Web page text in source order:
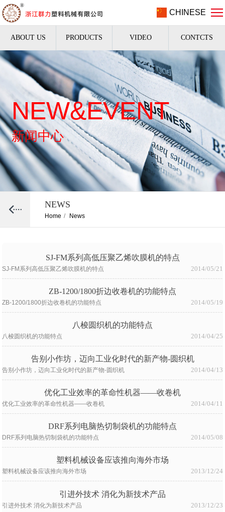
CHINESE
ABOUT US PRODUCTS VIDEO CONTCTS
NEW&EVENT
新闻中心
NEWS
Home / News
SJ-FM系列高低压聚乙烯吹膜机的特点
SJ-FM系列高低压聚乙烯吹膜机的特点 2014/05/21
ZB-1200/1800折边收卷机的功能特点
ZB-1200/1800折边收卷机的功能特点 2014/05/19
八梭圆织机的功能特点
八梭圆织机的功能特点 2014/04/25
告别小作坊，迈向工业化时代的新产物-圆织机
告别小作坊，迈向工业化时代的新产物-圆织机 2014/04/13
优化工业效率的革命性机器——收卷机
优化工业效率的革命性机器——收卷机 2014/04/11
DRF系列电脑热切制袋机的功能特点
DRF系列电脑热切制袋机的功能特点 2014/05/08
塑料机械设备应该推向海外市场
塑料机械设备应该推向海外市场 2013/12/24
引进外技术 消化为新技术产品
引进外技术 消化为新技术产品 2013/12/23